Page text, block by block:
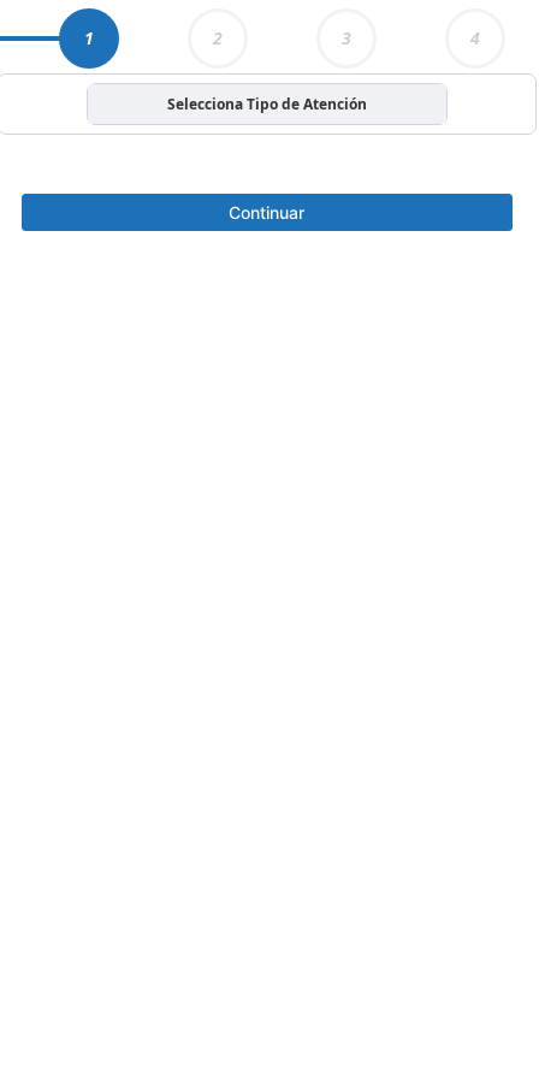
1 2 3 4
Selecciona Tipo de Atención
Continuar